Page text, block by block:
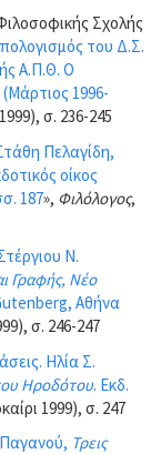
Σχολής
του Δ.Σ.
Α.Π.Θ. Ο
1996-
σ. 236-245
Πελαγίδη,
οίκος
187», Φιλόλογος,
Ν.
Γραφής, Νέο
Αθήνα
σ. 246-247
Ηλία Σ.
Ηροδότου. Εκδ.
1999), σ. 247
Τρεις